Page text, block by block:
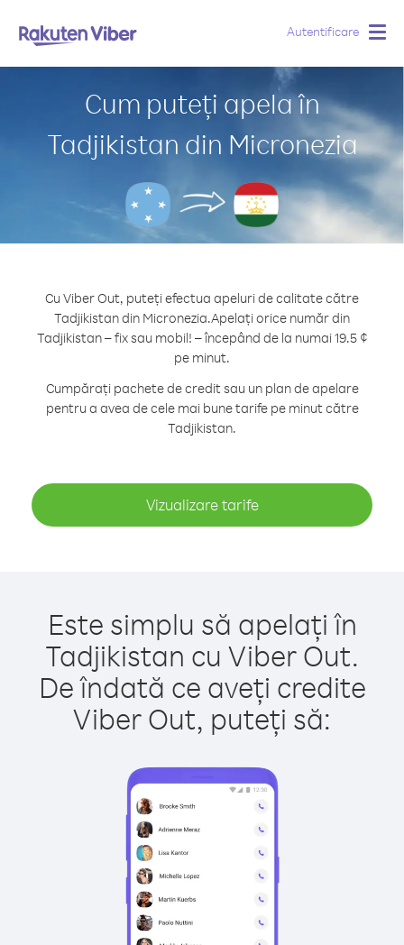
Autentificare
Cum puteți apela în
Tadjikistan din Micronezia
Cu Viber Out, puteți efectua apeluri de calitate către
Tadjikistan din Micronezia.Apelați orice număr din
Tadjikistan – fix sau mobil! – începând de la numai 19.5 ¢
pe minut.
Cumpărați pachete de credit sau un plan de apelare
pentru a avea de cele mai bune tarife pe minut către
Tadjikistan.
Vizualizare tarife
Este simplu să apelați în
Tadjikistan cu Viber Out.
De îndată ce aveți credite
Viber Out, puteți să: